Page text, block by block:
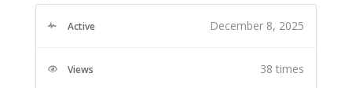
Active December 8, 2025
Views 38 times